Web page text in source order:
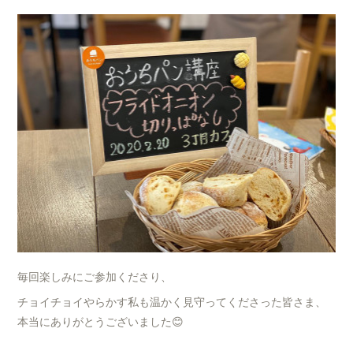
毎回楽しみにご参加くださり、
チョイチョイやらかす私も温かく見守ってくださった皆さま、
本当にありがとうございました😊